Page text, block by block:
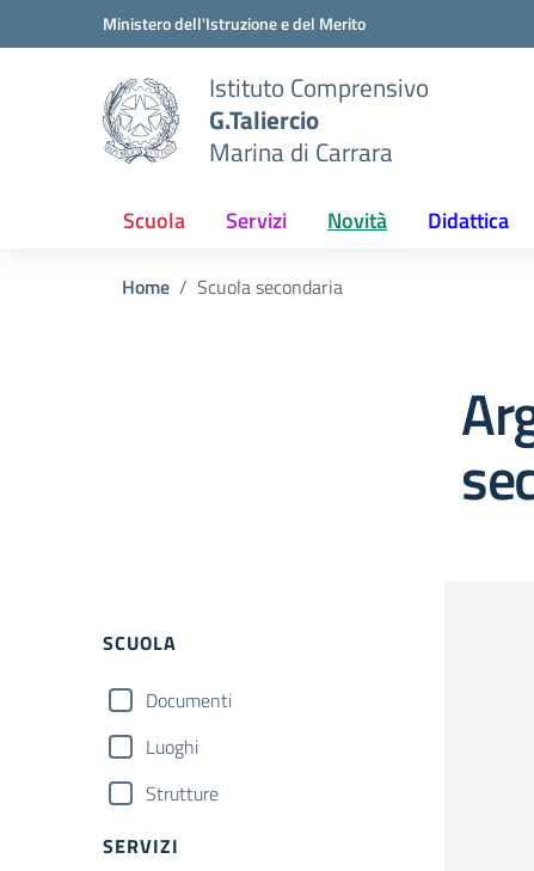
Vai ai contenuti
Vai al menu di navigazioneMinistero dell'Istruzione e del Merito
Istituto Comprensivo
G.Taliercio
Marina di Carrara
Scuola Servizi Novità Didattica
Home Scuola secondaria
SCUOLA
Documenti
Luoghi
Strutture
SERVIZI